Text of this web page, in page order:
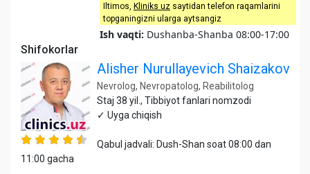
Iltimos, Kliniks uz saytidan telefon raqamlarini
topganingizni ularga aytsangiz
Ish vaqti: Dushanba-Shanba 08:00-17:00
Shifokorlar
Alisher Nurullayevich Shaizakov
Nevrolog, Nevropatolog, Reabilitolog
Staj 38 yil., Tibbiyot fanlari nomzodi
✓ Uyga chiqish
Qabul jadvali: Dush-Shan soat 08:00 dan
11:00 gacha